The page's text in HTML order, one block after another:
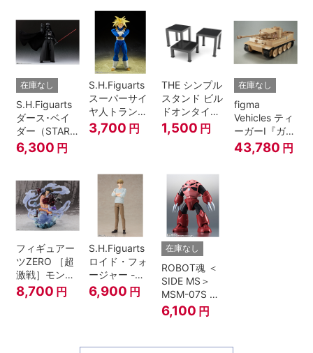
在庫なし
S.H.Figuarts
ダース･ベイ
ダー（STAR
WARS: Return
of the Jedi）
6,300 円
S.H.Figuarts
スーパーサイ
ヤ人トランク
ス-その身に秘
めしスーパー
Z』
3,700 円
THE シンプル
スタンド ビル
ドオンタイプ
(ブラック)
1,500 円
在庫なし
figma
Vehicles ティ
ーガーI『ガー
ルズ&パンツ
ァー』
43,780 円
フィギュアー
ツZERO ［超
激戦］モンキ
ー・D・ルフ
ィ -ギア4 三
8,700 円
S.H.Figuarts
ロイド・フォ
ージャー -フ
ォージャー家
のちち-
『SPY×FAMILY』
6,900 円
在庫なし
ROBOT魂 ＜
SIDE MS＞
MSM-07S シ
ャア専用ズゴ
ック ver.
6,100 円